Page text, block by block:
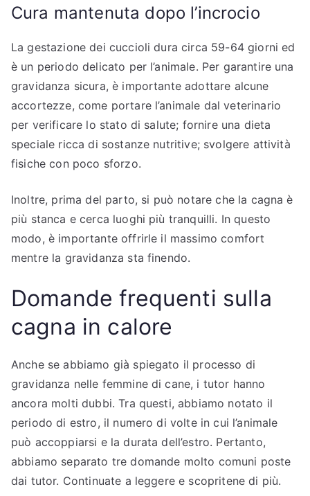
Cura mantenuta dopo l’incrocio
La gestazione dei cuccioli dura circa 59-64 giorni ed
è un periodo delicato per l’animale. Per garantire una
gravidanza sicura, è importante adottare alcune
accortezze, come portare l’animale dal veterinario
per verificare lo stato di salute; fornire una dieta
speciale ricca di sostanze nutritive; svolgere attività
fisiche con poco sforzo.
Inoltre, prima del parto, si può notare che la cagna è
più stanca e cerca luoghi più tranquilli. In questo
modo, è importante offrirle il massimo comfort
mentre la gravidanza sta finendo.
Domande frequenti sulla
cagna in calore
Anche se abbiamo già spiegato il processo di
gravidanza nelle femmine di cane, i tutor hanno
ancora molti dubbi. Tra questi, abbiamo notato il
periodo di estro, il numero di volte in cui l’animale
può accoppiarsi e la durata dell’estro. Pertanto,
abbiamo separato tre domande molto comuni poste
dai tutor. Continuate a leggere e scopritene di più.